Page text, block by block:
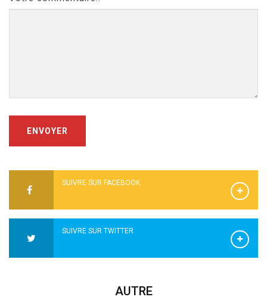
ENVOYER
SUIVRE SUR FACEBOOK
SUIVRE SUR TWITTER
AUTRE